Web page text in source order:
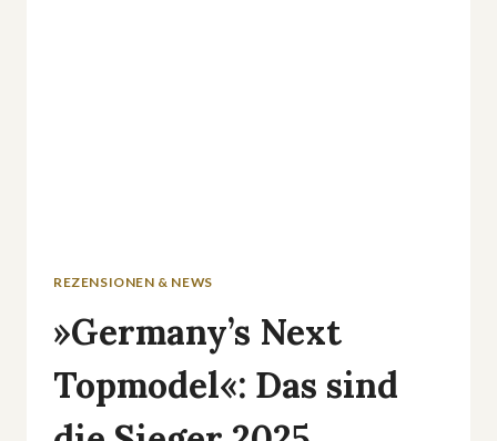
REZENSIONEN & NEWS
»Germany’s Next
Topmodel«: Das sind